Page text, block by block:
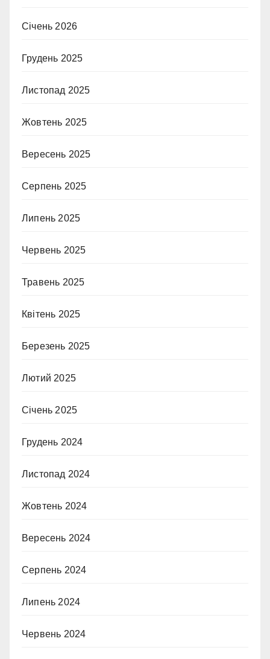
Січень 2026
Грудень 2025
Листопад 2025
Жовтень 2025
Вересень 2025
Серпень 2025
Липень 2025
Червень 2025
Травень 2025
Квітень 2025
Березень 2025
Лютий 2025
Січень 2025
Грудень 2024
Листопад 2024
Жовтень 2024
Вересень 2024
Серпень 2024
Липень 2024
Червень 2024